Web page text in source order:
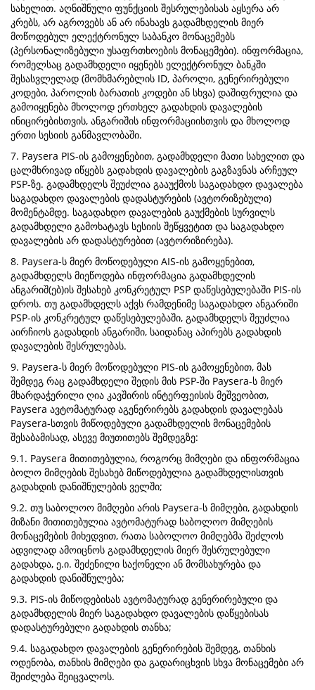
სახელით. აღნიშნული ფუნქციის შესრულებისას აყსერა არ
კრებს, არ აგროვებს ან არ ინახავს გადამხდელის მიერ
მოწოდებულ ელექტრონულ საბანკო მონაცემებს
(პერსონალიზებული უსაფრთხოების მონაცემები). ინფორმაცია,
რომელსაც გადამხდელი იყენებს ელექტრონულ ბანკში
შესასვლელად (მომხმარებლის ID, პაროლი, გენერირებული
კოდები, პაროლის ბარათის კოდები ან სხვა) დაშიფრულია და
გამოიყენება მხოლოდ ერთხელ გადახდის დავალების
ინიცირებისთვის, ანგარიშის ინფორმაციისთვის და მხოლოდ
ერთი სესიის განმავლობაში.
7. Paysera PIS-ის გამოყენებით, გადამხდელი მათი სახელით და
ცალმხრივად იწყებს გადახდის დავალების გაგზავნას არჩეულ
PSP-ზე. გადამხდელს შეუძლია გააუქმოს საგადახდო დავალება
საგადახდო დავალების დადასტურების (ავტორიზებული)
მომენტამდე. საგადახდო დავალების გაუქმების სურვილს
გადამხდელი გამოხატავს სესიის შეწყვეტით და საგადახდო
დავალების არ დადასტურებით (ავტორიზირება).
8. Paysera-ს მიერ მოწოდებული AIS-ის გამოყენებით,
გადამხდელს მიეწოდება ინფორმაცია გადამხდელის
ანგარიშ(ებ)ის შესახებ კონკრეტულ PSP დაწესებულებაში PIS-ის
დროს. თუ გადამხდელს აქვს რამდენიმე საგადახდო ანგარიში
PSP-ის კონკრეტულ დაწესებულებაში, გადამხდელს შეუძლია
აირჩიოს გადახდის ანგარიში, საიდანაც აპირებს გადახდის
დავალების შესრულებას.
9. Paysera-ს მიერ მოწოდებული PIS-ის გამოყენებით, მას
შემდეგ რაც გადამხდელი შედის მის PSP-ში Paysera-ს მიერ
მხარდაჭერილი ღია კავშირის ინტერფეისის მეშვეობით,
Paysera ავტომატურად აგენერირებს გადახდის დავალებას
Paysera-სთვის მიწოდებული გადამხდელის მონაცემების
შესაბამისად, ასევე მიუთითებს შემდეგზე:
9.1. Paysera მითითებულია, როგორც მიმღები და ინფორმაცია
ბოლო მიმღების შესახებ მიწოდებულია გადამხდელისთვის
გადახდის დანიშნულების ველში;
9.2. თუ საბოლოო მიმღები არის Paysera-ს მიმღები, გადახდის
მიზანი მითითებულია ავტომატურად საბოლოო მიმღების
მონაცემების მიხედვით, რათა საბოლოო მიმღებმა შეძლოს
ადვილად ამოიცნოს გადამხდელის მიერ შესრულებული
გადახდა, ე.ი. შეძენილი საქონელი ან მომსახურება და
გადახდის დანიშნულება;
9.3. PIS-ის მიწოდებისას ავტომატურად გენერირებული და
გადამხდელის მიერ საგადახდო დავალების დაწყებისას
დადასტურებული გადახდის თანხა;
9.4. საგადახდო დავალების გენერირების შემდეგ, თანხის
ოდენობა, თანხის მიმღები და გადარიცხვის სხვა მონაცემები არ
შეიძლება შეიცვალოს.